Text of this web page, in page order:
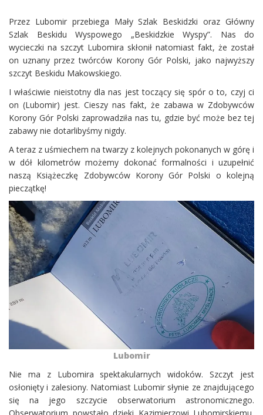
Przez Lubomir przebiega Mały Szlak Beskidzki oraz Główny
Szlak Beskidu Wyspowego „Beskidzkie Wyspy”. Nas do
wycieczki na szczyt Lubomira skłonił natomiast fakt, że został
on uznany przez twórców Korony Gór Polski, jako najwyższy
szczyt Beskidu Makowskiego.
I właściwie nieistotny dla nas jest toczący się spór o to, czyj ci
on (Lubomir) jest. Cieszy nas fakt, że zabawa w Zdobywców
Korony Gór Polski zaprowadziła nas tu, gdzie być może bez tej
zabawy nie dotarlibyśmy nigdy.
A teraz z uśmiechem na twarzy z kolejnych pokonanych w górę i
w dół kilometrów możemy dokonać formalności i uzupełnić
naszą Książeczkę Zdobywców Korony Gór Polski o kolejną
pieczątkę!
Lubomir
Nie ma z Lubomira spektakularnych widoków. Szczyt jest
osłonięty i zalesiony. Natomiast Lubomir słynie ze znajdującego
się na jego szczycie obserwatorium astronomicznego.